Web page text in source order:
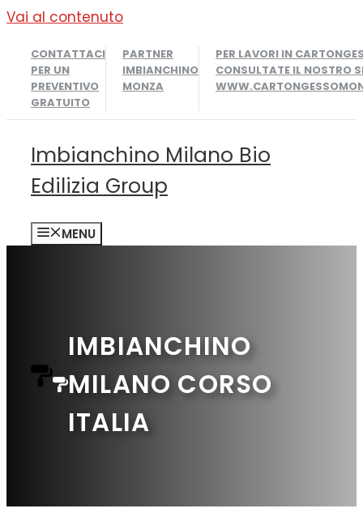
Vai al contenuto
CONTATTACI
PER UN
PREVENTIVO
GRATUITO
PARTNER
IMBIANCHINO
MONZA
PER LAVORI IN
CONSULTATE IL NOSTRO
Imbianchino Milano Bio
Edilizia Group
MENU
IMBIANCHINO
MILANO CORSO
ITALIA